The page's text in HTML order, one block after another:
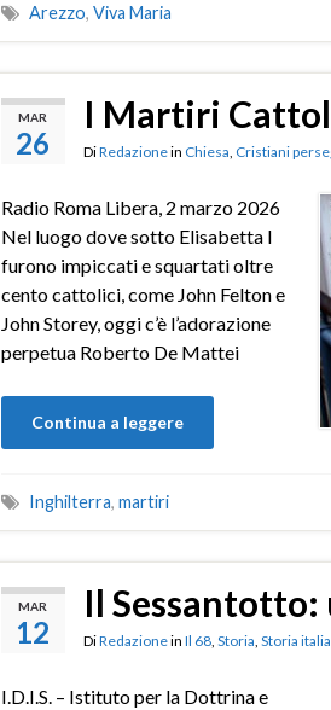
Arezzo, Viva Maria
MAR
26
I Martiri
DiRedazionein Chiesa Cristiani
Radio Roma Libera, 2 marzo 2026
Nel luogo dove sotto Elisabetta I
furono impiccati e squartati oltre
cento cattolici, come John Felton e
John Storey, oggi c’è l’adorazione
perpetua Roberto De Mattei
Continua a leggere
Inghilterra, martiri
MAR
12
Il Sessantotto:
DiRedazionein Il 68, Storia Storia
I.D.I.S. – Istituto per la Dottrina e